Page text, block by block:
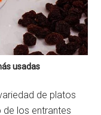
usadas
de platos
de los entrantes